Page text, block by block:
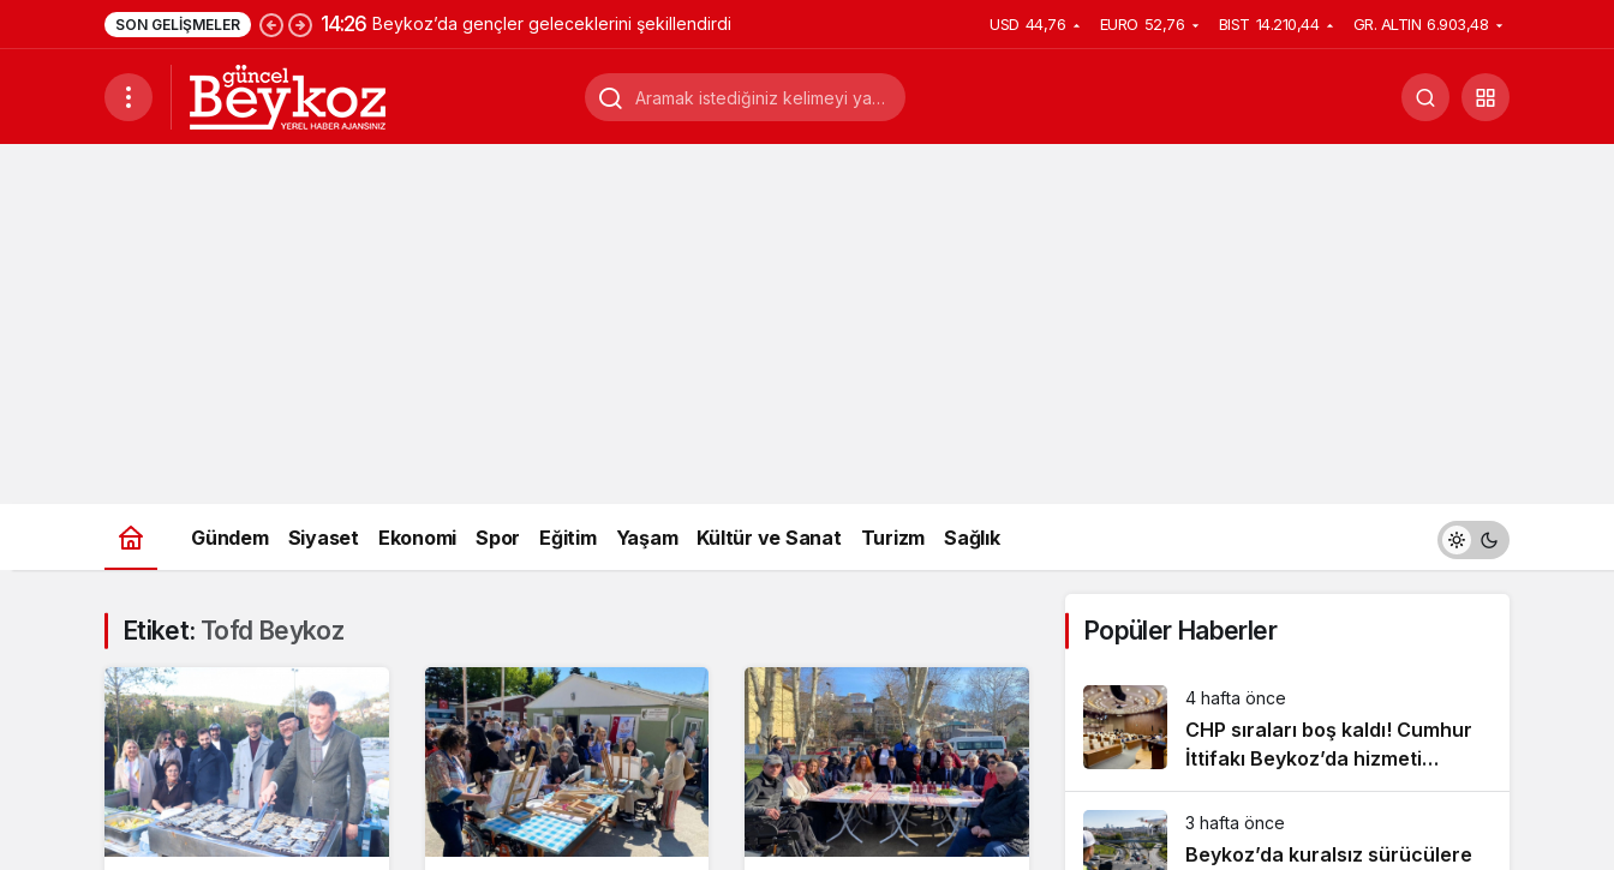
SON GELIŞMELER 14:26 Beykoz’da gençler geleceklerini şekillendirdi USD 44,76 EURO 52,76 BIST 14.210,44 GR. ALTIN 6.903,48
Gündem Siyaset Ekonomi Spor Eğitim Yaşam Kültür ve Sanat Turizm Sağlık
Etiket: Tofd Beykoz Popüler Haberler
4 hafta önce
CHP sıraları boş kaldı! Cumhur
İttifakı Beykoz’da hizmeti
aksattırmadı
3 hafta önce
Beykoz’da kuralsız sürücülere